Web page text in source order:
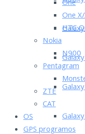
One
One
HTC
Nokia
N900
Pentagram
ZTE
CAT
OS
GPS programos